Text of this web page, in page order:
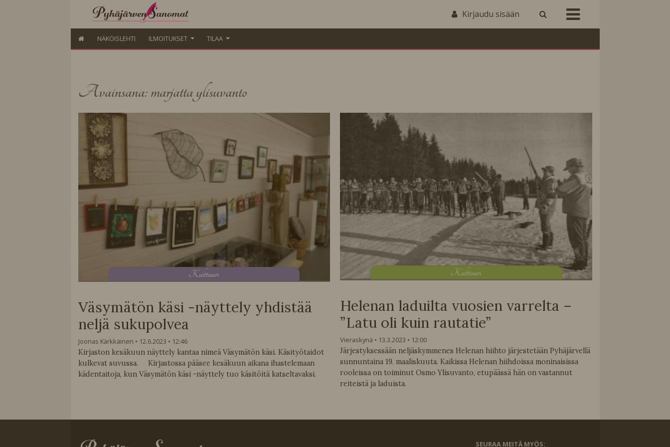
Kirjaudu sisään
NÄKÖISLEHTI ILMOITUKSET TILAA
Avainsana: marjatta ylisuvanto
Kulttuuri
Väsymätön käsi -näyttely yhdistää
neljä sukupolvea
Joonas Kärkkäinen 12.6.2023
12:46
Kirjaston kesäkuun näyttely kantaa nimeä Väsymätön käsi. Käsityötaidot
kulkevat suvussa. Kirjastossa pääsee kesäkuun aikana ihastelemaan
kädentaitoja, kun Väsymätön käsi -näyttely tuo käsitöitä katseltavaksi.
Kulttuuri
Helenan laduilta vuosien varrelta –
”Latu oli kuin rautatie”
Vieraskynä 13.3.2023
12:00
Järjestyksessään neljäskymmenes Helenan hiihto järjestetään Pyhäjärvellä
sunnuntaina 19. maaliskuuta. Kaikissa Helenan hiihdoissa moninaisissa
rooleissa on toiminut Osmo Ylisuvanto, etupäässä hän on vastannut
reiteistä ja laduista.
SEURAA MEITÄ MYÖS: